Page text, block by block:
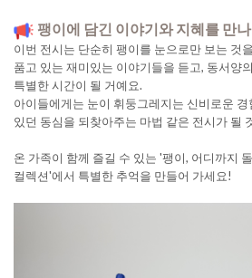
팽이에 담긴 이야기와 지혜를 만
이번 전시는 단순히 팽이를 눈으로만 보는 것
품고 있는 재미있는 이야기들을 듣고, 동서양
특별한 시간이 될 거예요.
아이들에게는 눈이 휘둥그레지는 신비로운
있던 동심을 되찾아주는 마법 같은 전시가 될
온 가족이 함께 즐길 수 있는 '팽이, 어디까지
컬렉션'에서 특별한 추억을 만들어 가세요!